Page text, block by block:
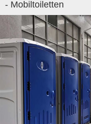
- Mobiltoiletten